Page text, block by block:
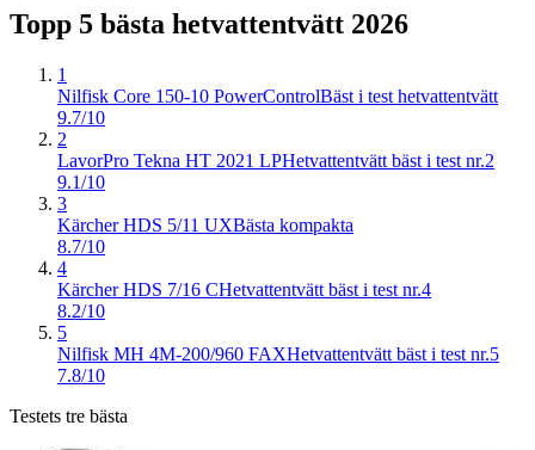
Topp 5 bästa hetvattentvätt 2026
1
Nilfisk Core 150-10 PowerControlBäst i test hetvattentvätt
9.7/10
2
LavorPro Tekna HT 2021 LPHetvattentvätt bäst i test nr.2
9.1/10
3
Kärcher HDS 5/11 UXBästa kompakta
8.7/10
4
Kärcher HDS 7/16 CHetvattentvätt bäst i test nr.4
8.2/10
5
Nilfisk MH 4M-200/960 FAXHetvattentvätt bäst i test nr.5
7.8/10
Testets tre bästa